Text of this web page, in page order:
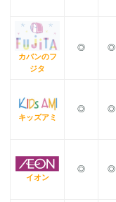
カバンのフ
ジタ
◎ ◎
キッズアミ
◎ ◎
イオン
◎ ◎